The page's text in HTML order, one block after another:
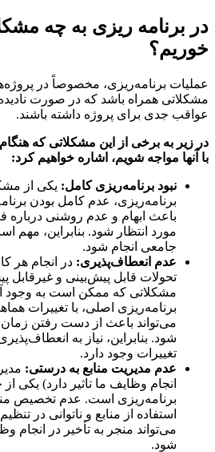
ریزی به چه
برنامه‌ریزی، مخصوصاً در پروژه‌های
همراه باشد که در صورت نادیده
جدی برای پروژه داشته باشند.
به برخی از این مشکلاتی که هنگام
مواجه شویم، اشاره خواهیم کرد:
نبود برنامه‌ریزی کامل:یکی از
برنامه‌ریزی، عدم کامل بودن برنامه
باعث ابهام و عدم روشنی درباره
مورد انتظار شود. بنابراین، مهم است
جامعی انجام شود.
عدم انعطاف‌پذیری:در انجام هر
تحولات قابل پیش‌بینی و غیرقابل
مشکلاتی که ممکن است به وجود آید
برنامه‌ریزی اصلی، با تغییرات
می‌تواند باعث از دست رفتن زمان،
شود. بنابراین، نیاز به انعطاف‌پذیری و
تغییرات وجود دارد.
عدم مدیریت منابع به درستی:مدیریت
انجام وظایف ما تاثیر دارد) یکی از
برنامه‌ریزی است. عدم تخصیص منابع
استفاده از منابع و ناتوانی در تنظیم
می‌تواند منجر به تأخیر در انجام